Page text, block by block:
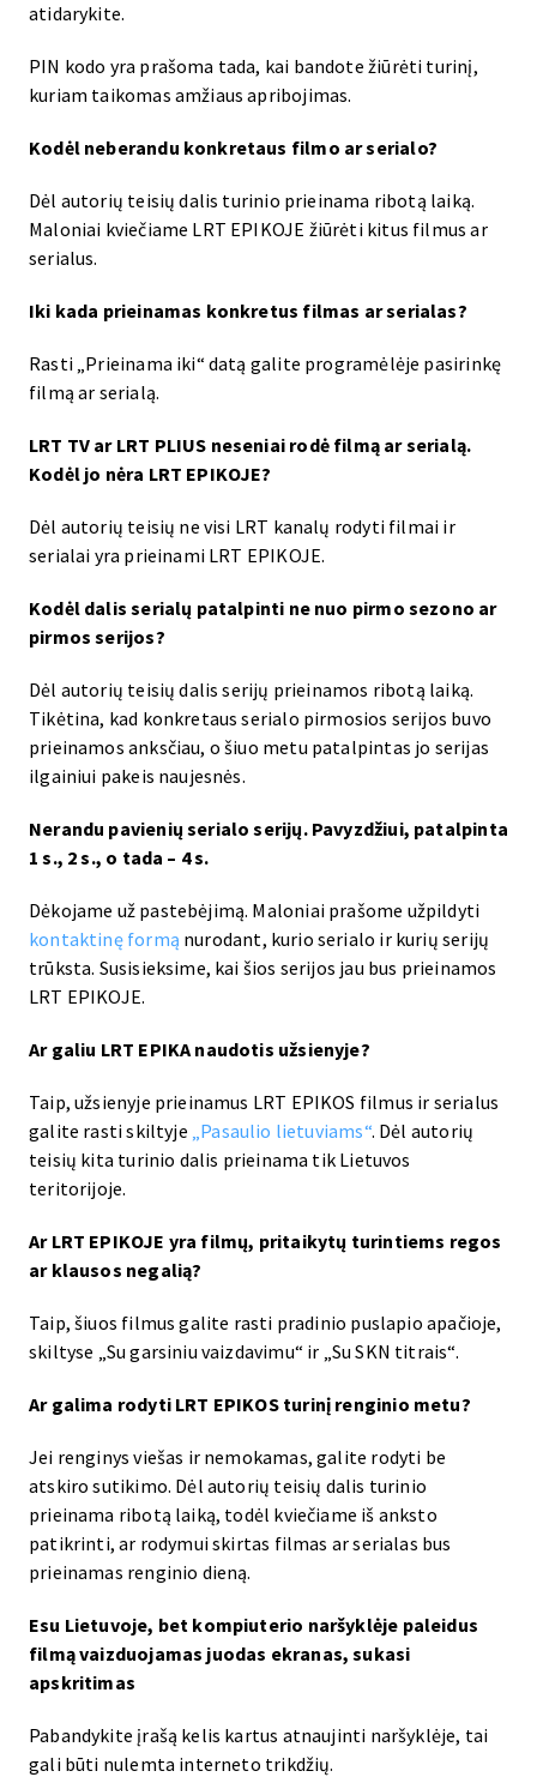
atidarykite.
PIN kodo yra prašoma tada, kai bandote žiūrėti turinį,
kuriam taikomas amžiaus apribojimas.
Kodėl neberandu konkretaus filmo ar serialo?
Dėl autorių teisių dalis turinio prieinama ribotą laiką.
Maloniai kviečiame LRT EPIKOJE žiūrėti kitus filmus ar
serialus.
Iki kada prieinamas konkretus filmas ar serialas?
Rasti „Prieinama iki“ datą galite programėlėje pasirinkę
filmą ar serialą.
LRT TV ar LRT PLIUS neseniai rodė filmą ar serialą.
Kodėl jo nėra LRT EPIKOJE?
Dėl autorių teisių ne visi LRT kanalų rodyti filmai ir
serialai yra prieinami LRT EPIKOJE.
Kodėl dalis serialų patalpinti ne nuo pirmo sezono ar
pirmos serijos?
Dėl autorių teisių dalis serijų prieinamos ribotą laiką.
Tikėtina, kad konkretaus serialo pirmosios serijos buvo
prieinamos anksčiau, o šiuo metu patalpintas jo serijas
ilgainiui pakeis naujesnės.
Nerandu pavienių serialo serijų. Pavyzdžiui, patalpinta
1 s., 2 s., o tada – 4 s.
Dėkojame už pastebėjimą. Maloniai prašome užpildyti
kontaktinę formą nurodant, kurio serialo ir kurių serijų
trūksta. Susisieksime, kai šios serijos jau bus prieinamos
LRT EPIKOJE.
Ar galiu LRT EPIKA naudotis užsienyje?
Taip, užsienyje prieinamus LRT EPIKOS filmus ir serialus
galite rasti skiltyje „Pasaulio lietuviams“. Dėl autorių
teisių kita turinio dalis prieinama tik Lietuvos
teritorijoje.
Ar LRT EPIKOJE yra filmų, pritaikytų turintiems regos
ar klausos negalią?
Taip, šiuos filmus galite rasti pradinio puslapio apačioje,
skiltyse „Su garsiniu vaizdavimu“ ir „Su SKN titrais“.
Ar galima rodyti LRT EPIKOS turinį renginio metu?
Jei renginys viešas ir nemokamas, galite rodyti be
atskiro sutikimo. Dėl autorių teisių dalis turinio
prieinama ribotą laiką, todėl kviečiame iš anksto
patikrinti, ar rodymui skirtas filmas ar serialas bus
prieinamas renginio dieną.
Esu Lietuvoje, bet kompiuterio naršyklėje paleidus
filmą vaizduojamas juodas ekranas, sukasi
apskritimas
Pabandykite įrašą kelis kartus atnaujinti naršyklėje, tai
gali būti nulemta interneto trikdžių.